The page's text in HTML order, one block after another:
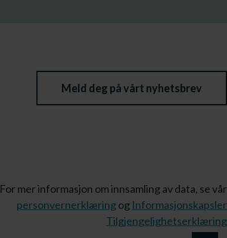
Meld deg på vårt nyhetsbrev
For mer informasjon om innsamling av data, se vår
personvernerklæringog Informasjonskapsler
Tilgjengelighetserklæring